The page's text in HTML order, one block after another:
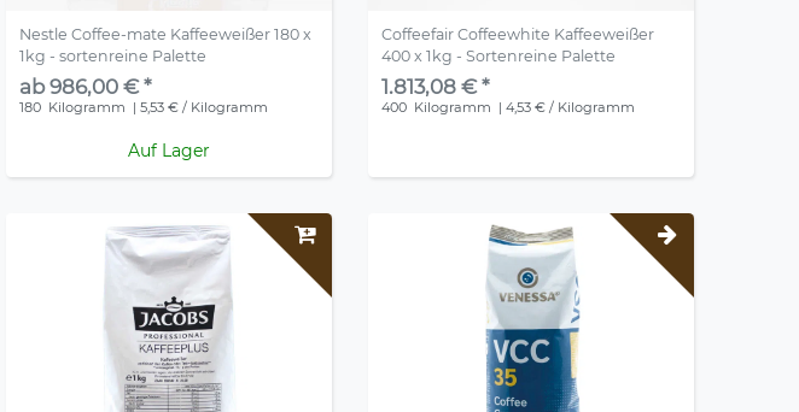
Nestle Coffee-mate Kaffeeweißer 180 x
1kg - sortenreine Palette
ab 986,00 € *
180 Kilogramm | 5,53 € / Kilogramm
Auf Lager
Coffeefair Coffeewhite Kaffeeweißer
400 x 1kg - Sortenreine Palette
1.813,08 € *
400 Kilogramm | 4,53 € / Kilogramm